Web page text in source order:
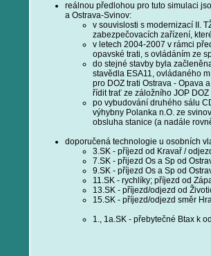
reálnou předlohou pro tuto simulaci
a Ostrava-Svinov:
v souvislosti s modernizací II.
zabezpečovacích zařízení,
v letech 2004-2007 v rámci
opavské trati, s ovládáním ze
do stejné stavby byla
stavědla ESA11, ovládaného
pro DOZ trati Ostrava - Opava
řídit trať ze záložního JOP
po vybudování druhého sálu
výhybny Polanka n.O. ze
obsluha stanice (a nadále
doporučená technologie u osobních
3.SK - příjezd od Kravař /
7.SK - přijezd Os a Sp od
9.SK - příjezd Os a Sp od
11.SK - rychlíky; příjezd od
13.SK - příjezd/odjezd od
15.SK - příjezd/odjezd směr
1., 1a.SK - přebytečné Btax k